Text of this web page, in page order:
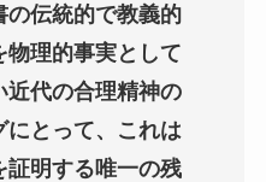
の伝統的で教義的
理的事実として
近代の合理精神の
にとって、これは
証明する唯一の残